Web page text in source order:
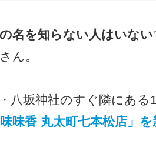
名を知らない人はいない
さん。
八坂神社のすぐ隣にあ
味香 丸太町七本松店」